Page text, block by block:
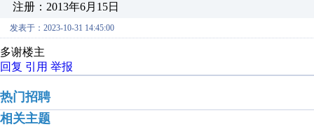
注册：2013年6月15日
发表于：2023-10-31 14:45:00
多谢楼主
回复 引用 举报
热门招聘
相关主题